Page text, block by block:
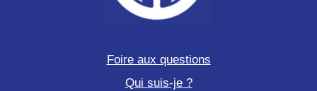
Foire aux questions
Qui suis-je ?